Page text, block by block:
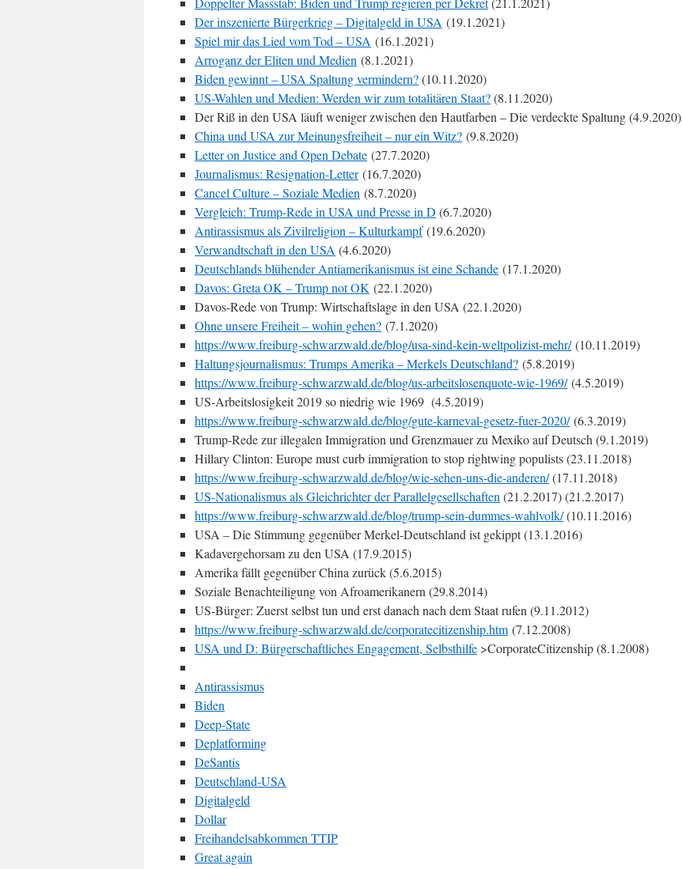
Der inszenierte Bürgerkrieg – Digitalgeld in USA (19.1.2021)
Spiel mir das Lied vom Tod – USA (16.1.2021)
Arroganz der Eliten und Medien (8.1.2021)
Biden gewinnt – USA Spaltung vermindern?(10.11.2020)
US-Wahlen und Medien: Werden wir zum totalitären Staat?(8.11.2020)
Der Riß in den USA läuft weniger zwischen den Hautfarben – Die verdeckte Spaltung (4.9.2020)
China und USA zur Meinungsfreiheit – nur ein Witz? (9.8.2020)
Letter on Justice and Open Debate (27.7.2020)
Journalismus: Resignation-Letter(16.7.2020)
Cancel Culture – Soziale Medien (8.7.2020)
Vergleich: Trump-Rede in USA und Presse in D (6.7.2020)
Antirassismus als Zivilreligion – Kulturkampf(19.6.2020)
Verwandtschaft in den USA (4.6.2020)
Deutschlands blühender Antiamerikanismus ist eine Schande (17.1.2020)
Davos: Greta OK – Trump not OK (22.1.2020)
Davos-Rede von Trump: Wirtschaftslage in den USA (22.1.2020)
Ohne unsere Freiheit – wohin gehen? (7.1.2020)
https://www.freiburg-schwarzwald.de/blog/usa-sind-kein-weltpolizist-mehr/(10.11.2019)
Haltungsjournalismus: Trumps Amerika – Merkels Deutschland? (5.8.2019)
https://www.freiburg-schwarzwald.de/blog/us-arbeitslosenquote-wie-1969/(4.5.2019)
US-Arbeitslosigkeit 2019 so niedrig wie 1969 (4.5.2019)
https://www.freiburg-schwarzwald.de/blog/gute-karneval-gesetz-fuer-2020/(6.3.2019)
Trump-Rede zur illegalen Immigration und Grenzmauer zu Mexiko auf Deutsch (9.1.2019)
Hillary Clinton: Europe must curb immigration to stop rightwing populists (23.11.2018)
https://www.freiburg-schwarzwald.de/blog/wie-sehen-uns-die-anderen/(17.11.2018)
US-Nationalismus als Gleichrichter der Parallelgesellschaften (21.2.2017) (21.2.2017)
https://www.freiburg-schwarzwald.de/blog/trump-sein-dummes-wahlvolk/(10.11.2016)
USA – Die Stimmung gegenüber Merkel-Deutschland ist gekippt (13.1.2016)
Kadavergehorsam zu den USA (17.9.2015)
Amerika fällt gegenüber China zurück (5.6.2015)
Soziale Benachteiligung von Afroamerikanern (29.8.2014)
US-Bürger: Zuerst selbst tun und erst danach nach dem Staat rufen (9.11.2012)
https://www.freiburg-schwarzwald.de/corporatecitizenship.htm (7.12.2008)
USA und D: Bürgerschaftliches Engagement, Selbsthilfe >CorporateCitizenship (8.1.2008)
Antirassismus
Biden
Deep-State
Deplatforming
DeSantis
Deutschland-USA
Digitalgeld
Dollar
Freihandelsabkommen TTIP
Great again